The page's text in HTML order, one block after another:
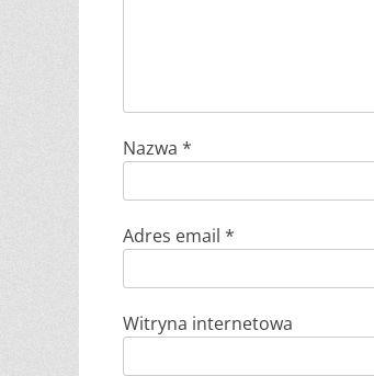
Nazwa *
Adres email *
Witryna internetowa